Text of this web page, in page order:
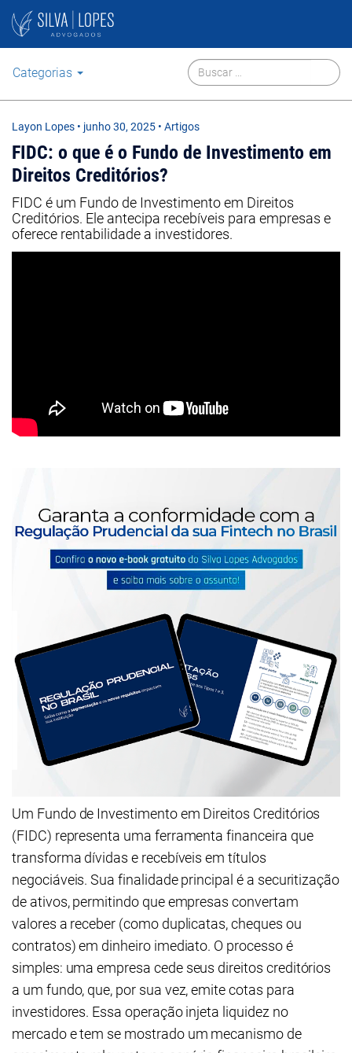
Categorias
Layon Lopes • junho 30, 2025 • Artigos
FIDC: o que é o Fundo de Investimento em
Direitos Creditórios?
FIDC é um Fundo de Investimento em Direitos
Creditórios. Ele antecipa recebíveis para empresas e
oferece rentabilidade a investidores.
Um Fundo de Investimento em Direitos Creditórios
(FIDC) representa uma ferramenta financeira que
transforma dívidas e recebíveis em títulos
negociáveis. Sua finalidade principal é a securitização
de ativos, permitindo que empresas convertam
valores a receber (como duplicatas, cheques ou
contratos) em dinheiro imediato. O processo é
simples: uma empresa cede seus direitos creditórios
a um fundo, que, por sua vez, emite cotas para
investidores. Essa operação injeta liquidez no
mercado e tem se mostrado um mecanismo de